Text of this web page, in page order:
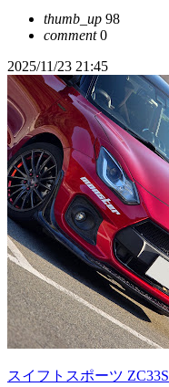
thumb_up 98
comment0
2025/11/23 21:45
スイフトスポーツ ZC33S